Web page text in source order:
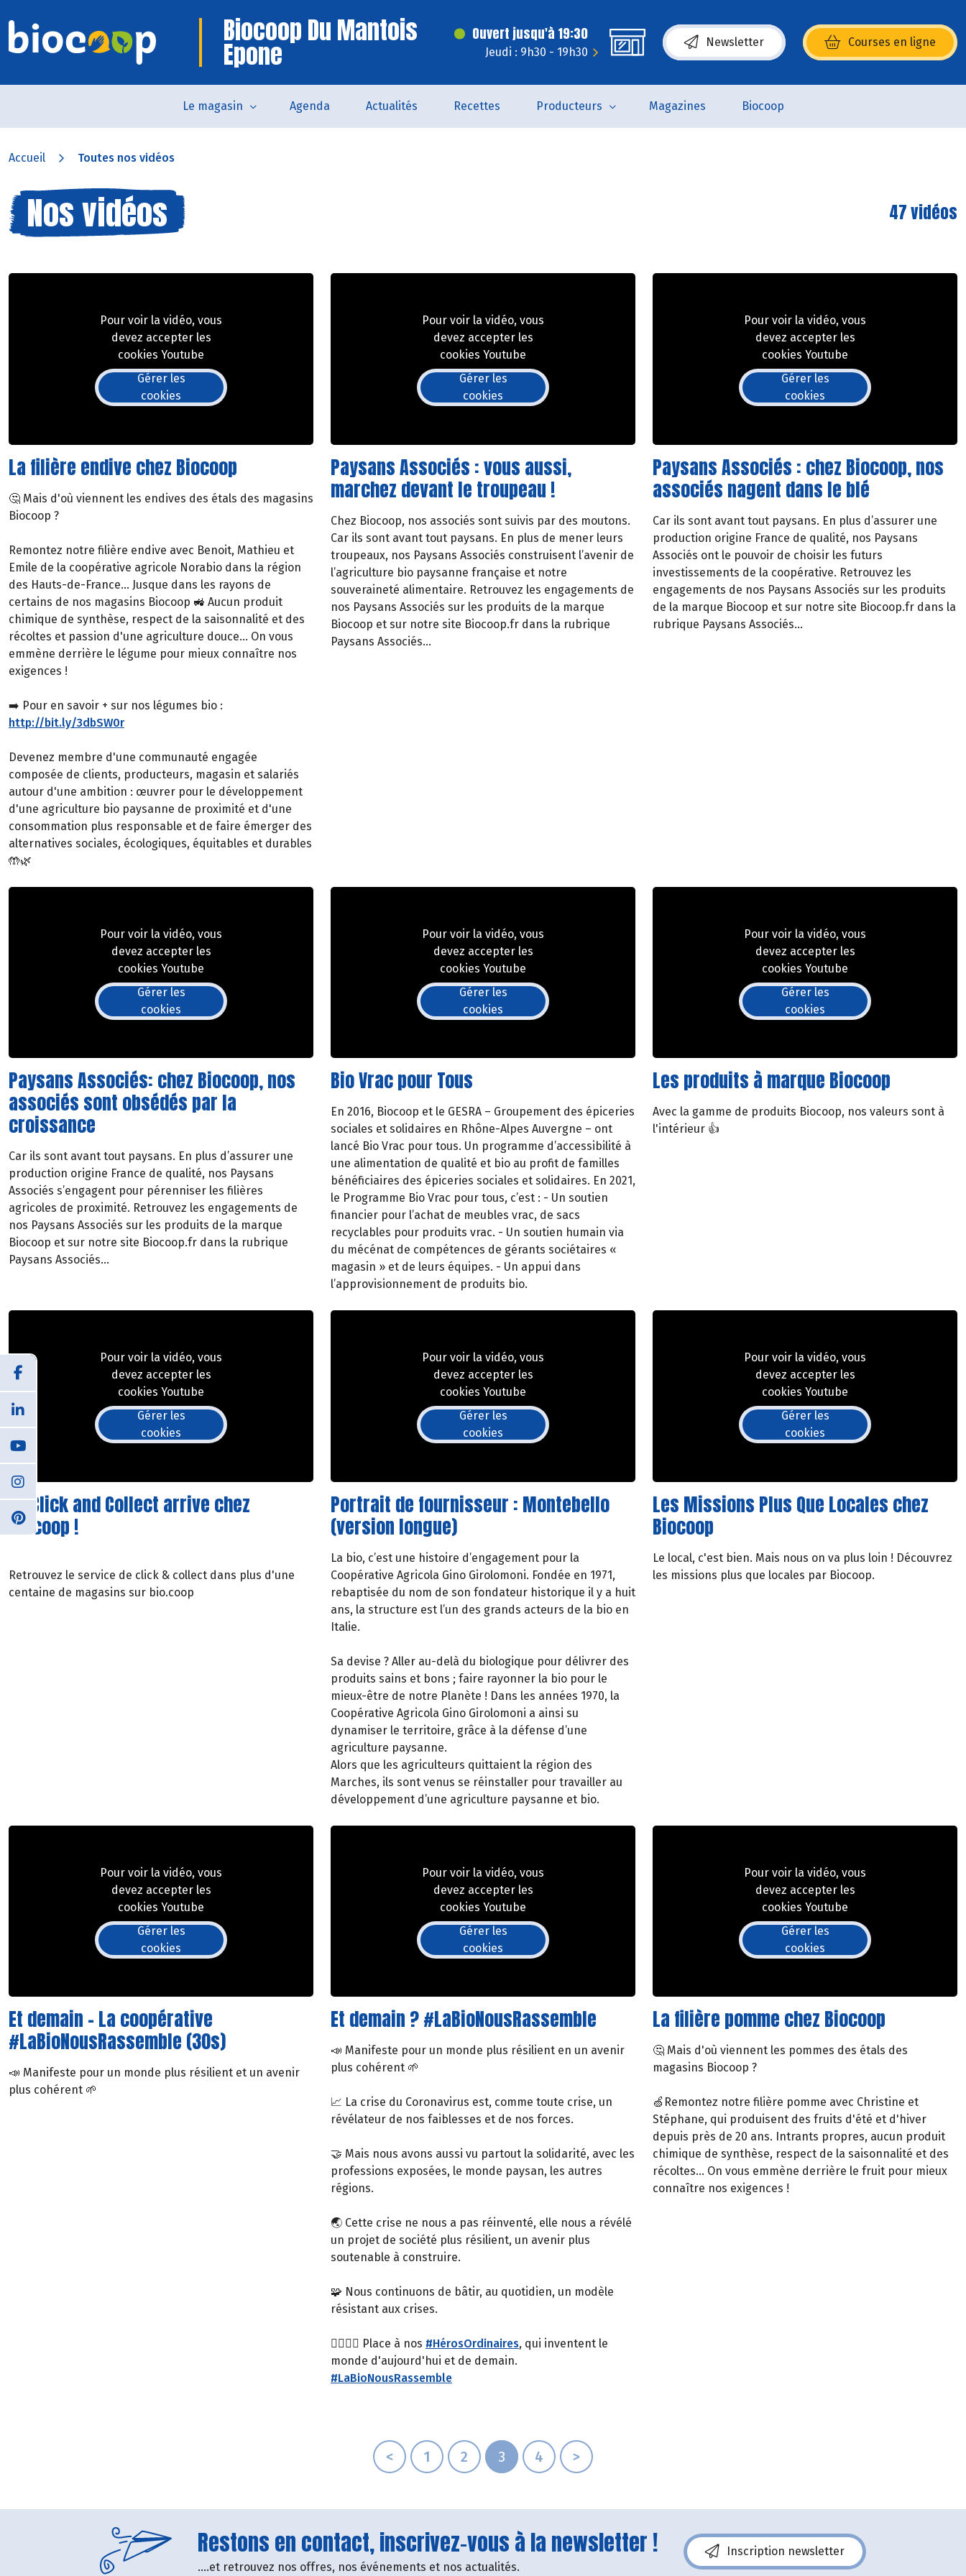
Biocoop Du Mantois
Epone
Ouvert jusqu'à 19:30
Jeudi : 9h30 - 19h30
Newsletter Courses en ligne
(s’ouvre dans une nouvelle fenêtre)
Le magasin Agenda Actualités Recettes Producteurs Magazines Biocoop
Accueil Toutes nos vidéos
Nos vidéos 47 vidéos
Pour voir la vidéo, vous
devez accepter les
cookies Youtube
Gérer les
cookies
La filière endive chez Biocoop
🤔 Mais d'où viennent les endives des étals des magasins
Biocoop ?
Remontez notre filière endive avec Benoit, Mathieu et
Emile de la coopérative agricole Norabio dans la région
des Hauts-de-France... Jusque dans les rayons de
certains de nos magasins Biocoop 🚜 Aucun produit
chimique de synthèse, respect de la saisonnalité et des
récoltes et passion d'une agriculture douce... On vous
emmène derrière le légume pour mieux connaître nos
exigences !
➡️ Pour en savoir + sur nos légumes bio :
http://bit.ly/3dbSW0r
Devenez membre d'une communauté engagée
composée de clients, producteurs, magasin et salariés
autour d'une ambition : œuvrer pour le développement
d'une agriculture bio paysanne de proximité et d'une
consommation plus responsable et de faire émerger des
alternatives sociales, écologiques, équitables et durables
🤲🌿
Pour voir la vidéo, vous
devez accepter les
cookies Youtube
Gérer les
cookies
Paysans Associés : vous aussi,
marchez devant le troupeau !
Chez Biocoop, nos associés sont suivis par des moutons.
Car ils sont avant tout paysans. En plus de mener leurs
troupeaux, nos Paysans Associés construisent l’avenir de
l’agriculture bio paysanne française et notre
souveraineté alimentaire. Retrouvez les engagements de
nos Paysans Associés sur les produits de la marque
Biocoop et sur notre site Biocoop.fr dans la rubrique
Paysans Associés…
Pour voir la vidéo, vous
devez accepter les
cookies Youtube
Gérer les
cookies
Paysans Associés : chez Biocoop, nos
associés nagent dans le blé
Car ils sont avant tout paysans. En plus d’assurer une
production origine France de qualité, nos Paysans
Associés ont le pouvoir de choisir les futurs
investissements de la coopérative. Retrouvez les
engagements de nos Paysans Associés sur les produits
de la marque Biocoop et sur notre site Biocoop.fr dans la
rubrique Paysans Associés…
Pour voir la vidéo, vous
devez accepter les
cookies Youtube
Gérer les
cookies
Paysans Associés: chez Biocoop, nos
associés sont obsédés par la
croissance
Car ils sont avant tout paysans. En plus d’assurer une
production origine France de qualité, nos Paysans
Associés s’engagent pour pérenniser les filières
agricoles de proximité. Retrouvez les engagements de
nos Paysans Associés sur les produits de la marque
Biocoop et sur notre site Biocoop.fr dans la rubrique
Paysans Associés…
Pour voir la vidéo, vous
devez accepter les
cookies Youtube
Gérer les
cookies
Bio Vrac pour Tous
En 2016, Biocoop et le GESRA – Groupement des épiceries
sociales et solidaires en Rhône-Alpes Auvergne – ont
lancé Bio Vrac pour tous. Un programme d’accessibilité à
une alimentation de qualité et bio au profit de familles
bénéficiaires des épiceries sociales et solidaires. En 2021,
le Programme Bio Vrac pour tous, c’est : - Un soutien
financier pour l’achat de meubles vrac, de sacs
recyclables pour produits vrac. - Un soutien humain via
du mécénat de compétences de gérants sociétaires «
magasin » et de leurs équipes. - Un appui dans
l’approvisionnement de produits bio.
Pour voir la vidéo, vous
devez accepter les
cookies Youtube
Gérer les
cookies
Les produits à marque Biocoop
Avec la gamme de produits Biocoop, nos valeurs sont à
l'intérieur 👍
Pour voir la vidéo, vous
devez accepter les
cookies Youtube
Gérer les
cookies
Le Click and Collect arrive chez
Biocoop !
Retrouvez le service de click & collect dans plus d'une
centaine de magasins sur bio.coop
Pour voir la vidéo, vous
devez accepter les
cookies Youtube
Gérer les
cookies
Portrait de fournisseur : Montebello
(version longue)
La bio, c’est une histoire d’engagement pour la
Coopérative Agricola Gino Girolomoni. Fondée en 1971,
rebaptisée du nom de son fondateur historique il y a huit
ans, la structure est l’un des grands acteurs de la bio en
Italie.
Sa devise ? Aller au-delà du biologique pour délivrer des
produits sains et bons ; faire rayonner la bio pour le
mieux-être de notre Planète ! Dans les années 1970, la
Coopérative Agricola Gino Girolomoni a ainsi su
dynamiser le territoire, grâce à la défense d’une
agriculture paysanne.
Alors que les agriculteurs quittaient la région des
Marches, ils sont venus se réinstaller pour travailler au
développement d’une agriculture paysanne et bio.
Pour voir la vidéo, vous
devez accepter les
cookies Youtube
Gérer les
cookies
Les Missions Plus Que Locales chez
Biocoop
Le local, c'est bien. Mais nous on va plus loin ! Découvrez
les missions plus que locales par Biocoop.
Pour voir la vidéo, vous
devez accepter les
cookies Youtube
Gérer les
cookies
Et demain - La coopérative
#LaBioNousRassemble (30s)
📣 Manifeste pour un monde plus résilient et un avenir
plus cohérent 🌱
Pour voir la vidéo, vous
devez accepter les
cookies Youtube
Gérer les
cookies
Et demain ? #LaBioNousRassemble
📣 Manifeste pour un monde plus résilient en un avenir
plus cohérent 🌱
📈 La crise du Coronavirus est, comme toute crise, un
révélateur de nos faiblesses et de nos forces.
🤝 Mais nous avons aussi vu partout la solidarité, avec les
professions exposées, le monde paysan, les autres
régions.
🌏 Cette crise ne nous a pas réinventé, elle nous a révélé
un projet de société plus résilient, un avenir plus
soutenable à construire.
🧩 Nous continuons de bâtir, au quotidien, un modèle
résistant aux crises.
🦸‍♂️🦸‍♀️ Place à nos #HérosOrdinaires, qui inventent le
monde d'aujourd'hui et de demain.
#LaBioNousRassemble
Pour voir la vidéo, vous
devez accepter les
cookies Youtube
Gérer les
cookies
La filière pomme chez Biocoop
🤔 Mais d'où viennent les pommes des étals des
magasins Biocoop ?
🍏Remontez notre filière pomme avec Christine et
Stéphane, qui produisent des fruits d'été et d'hiver
depuis près de 20 ans. Intrants propres, aucun produit
chimique de synthèse, respect de la saisonnalité et des
récoltes... On vous emmène derrière le fruit pour mieux
connaître nos exigences !
< 1 2 3 4 >
Restons en contact, inscrivez-vous à la newsletter !
....et retrouvez nos offres, nos événements et nos actualités.
Inscription newsletter